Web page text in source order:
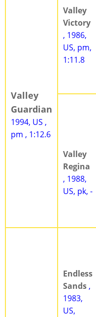
Valley
Guardian
1994, US ,
pm , 1:12.6
Valley
Victory
, 1986,
US, pm,
1:11.8
Valley
Regina
, 1988,
US, pk, -
Endless
Sands ,
1983,
US,